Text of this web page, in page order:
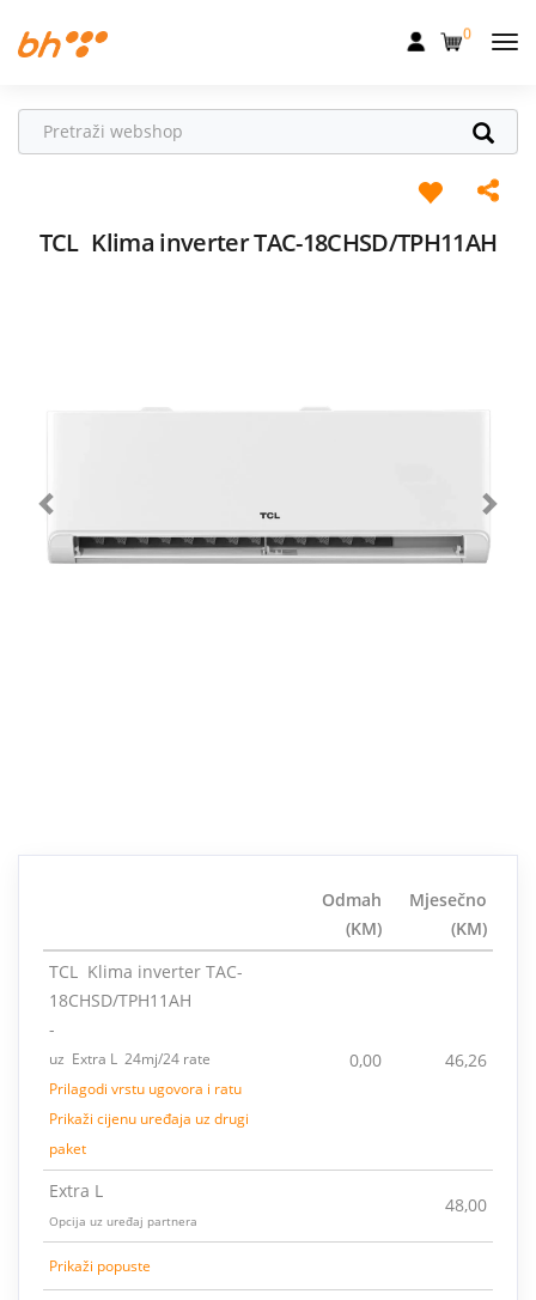
Fiksna
Televizija
0
TCL Klima inverter TAC-18CHSD/TPH11AH
Odmah
(KM)
Mjesečno
(KM)
TCL Klima inverter TAC-
18CHSD/TPH11AH
-
uz Extra L 24mj/24 rate
Prilagodi vrstu ugovora i ratu
Prikaži cijenu uređaja uz drugi
paket
0,00 46,26
Extra L
Opcija uz uređaj partnera
48,00
Prikaži popuste